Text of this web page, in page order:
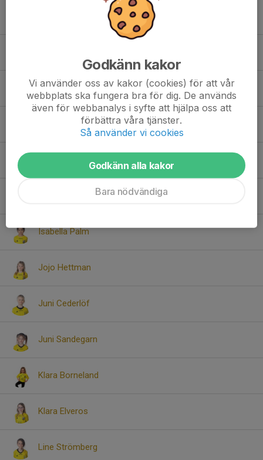
Fiona Laarif Wolfers
Isabella Palm
Jojo Hettman
Juni Cederlöf
Juni Sandegarn
Klara Borneland
Klara Elveros
Line Strömberg
Godkänn kakor
Vi använder oss av kakor (cookies) för att vår
webbplats ska fungera bra för dig. De används
även för webbanalys i syfte att hjälpa oss att
förbättra våra tjänster.
Så använder vi cookies
Godkänn alla kakor
Bara nödvändiga